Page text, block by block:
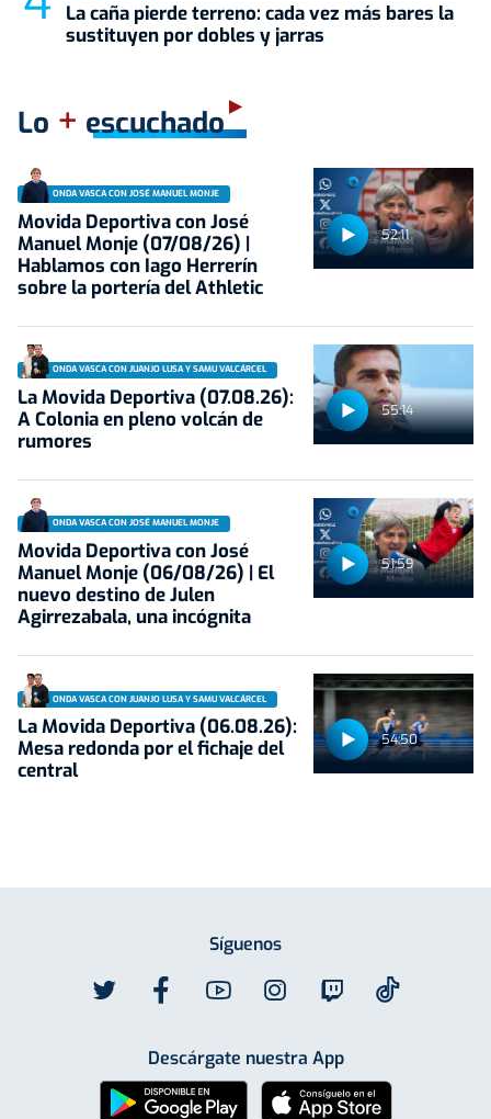
La caña pierde terreno: cada vez más bares la
sustituyen por dobles y jarras
Lo + escuchado
52:11
ONDA VASCA CON JOSÉ MANUEL MONJE
Movida Deportiva con José
Manuel Monje (07/08/26) |
Hablamos con Iago Herrerín
sobre la portería del Athletic
55:14
ONDA VASCA CON JUANJO LUSA Y SAMU VALCÁRCEL
La Movida Deportiva (07.08.26):
A Colonia en pleno volcán de
rumores
51:59
ONDA VASCA CON JOSÉ MANUEL MONJE
Movida Deportiva con José
Manuel Monje (06/08/26) | El
nuevo destino de Julen
Agirrezabala, una incógnita
54:50
ONDA VASCA CON JUANJO LUSA Y SAMU VALCÁRCEL
La Movida Deportiva (06.08.26):
Mesa redonda por el fichaje del
central
Síguenos
Descárgate nuestra App